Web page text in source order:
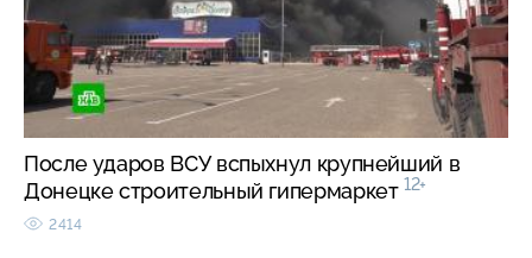
После ударов ВСУ вспыхнул крупнейший в
Донецке строительный гипермаркет 12+
2414